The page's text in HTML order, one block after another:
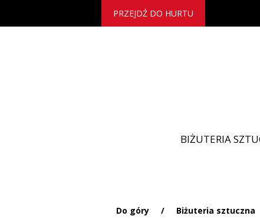
PRZEJDŹ DO HURTU
BIŻUTERIA
Do góry / Biżuteria sztuczna